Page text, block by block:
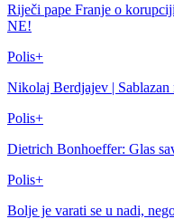
Riječi pape Franje o
NE!
Polis+
Nikolaj Berdjajev | Sablazan
Polis+
Dietrich Bonhoeffer: Glas
Polis+
Bolje je varati se u nadi,